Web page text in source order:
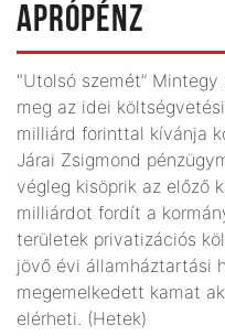
APRÓPÉNZ
"Utolsó szemét”
meg az idei
milliárd forinttal kívánja
Járai Zsigmond
végleg kisöprik az előző
milliárdot fordít a
területek privatizációs
jövő évi államháztartási
megemelkedett kamat
elérheti. (Hetek)